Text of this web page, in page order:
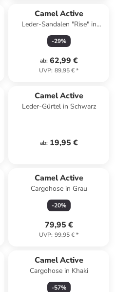
Camel Active
Leder-Sandalen "Rise" in
Anthrazit
-29%
ab: 62,99 €
UVP: 89,95 €*
Camel Active
Leder-Gürtel in Schwarz
ab: 19,95 €
Camel Active
Cargohose in Grau
-20%
79,95 €
UVP: 99,95 €*
Camel Active
Cargohose in Khaki
-57%